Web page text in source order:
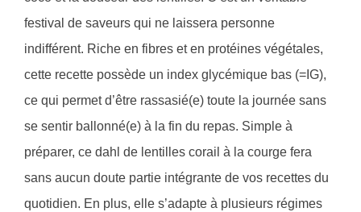
festival de saveurs qui ne laissera personne
indifférent. Riche en fibres et en protéines végétales,
cette recette possède un index glycémique bas (=IG),
ce qui permet d’être rassasié(e) toute la journée sans
se sentir ballonné(e) à la fin du repas. Simple à
préparer, ce dahl de lentilles corail à la courge fera
sans aucun doute partie intégrante de vos recettes du
quotidien. En plus, elle s’adapte à plusieurs régimes